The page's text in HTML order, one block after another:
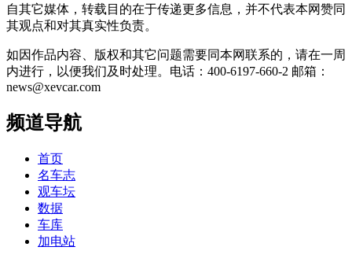
自其它媒体，转载目的在于传递更多信息，并不代表本网赞同
其观点和对其真实性负责。
如因作品内容、版权和其它问题需要同本网联系的，请在一周
内进行，以便我们及时处理。电话：400-6197-660-2 邮箱：
news@xevcar.com
频道导航
首页
名车志
观车坛
数据
车库
加电站